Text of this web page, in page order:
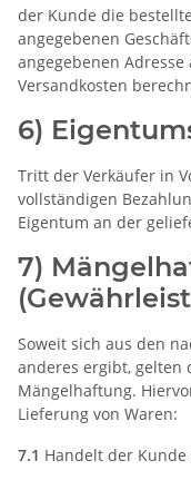
der Kunde die
angegebenen
angegebenen
Versandkosten
6)
Tritt der Verkäufer in
vollständigen
Eigentum an der
7)
Soweit sich aus den
anderes ergibt, gelten
Mängelhaftung.
Lieferung von Waren:
7.1 Handelt der